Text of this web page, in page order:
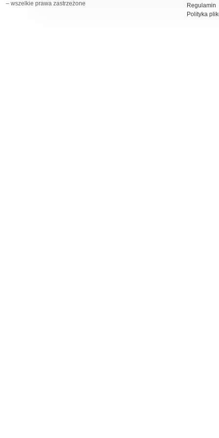
– wszelkie prawa zastrzeżone
Regulamin
Polityka